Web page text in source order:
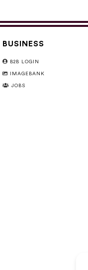
BUSINESS
B2B LOGIN
IMAGEBANK
JOBS